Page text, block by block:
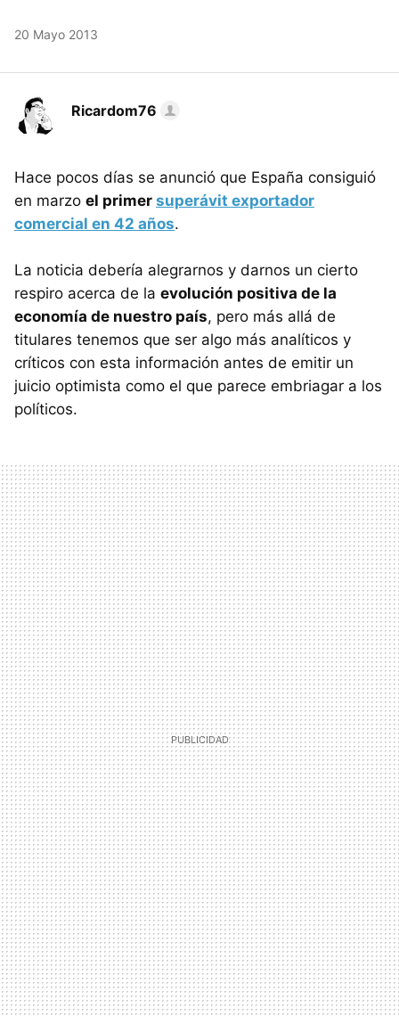
20 Mayo 2013
Ricardom76
Hace pocos días se anunció que España consiguió
en marzo el primer superávit exportador
comercial en 42 años.
La noticia debería alegrarnos y darnos un cierto
respiro acerca de la evolución positiva de la
economía de nuestro país, pero más allá de
titulares tenemos que ser algo más analíticos y
críticos con esta información antes de emitir un
juicio optimista como el que parece embriagar a los
políticos.